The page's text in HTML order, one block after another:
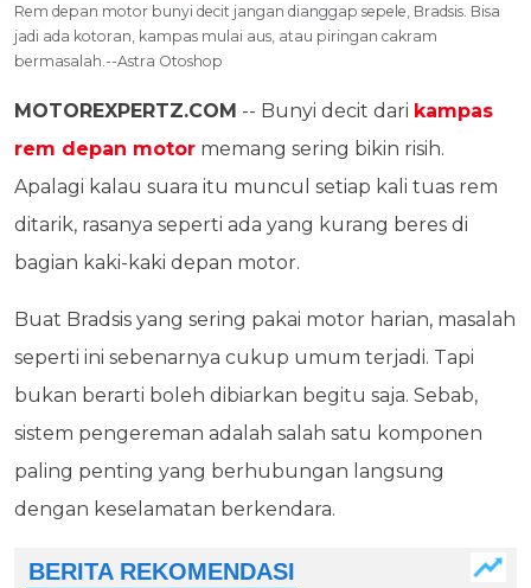
Rem depan motor bunyi decit jangan dianggap sepele, Bradsis. Bisa
jadi ada kotoran, kampas mulai aus, atau piringan cakram
bermasalah.--Astra Otoshop
MOTOREXPERTZ.COM -- Bunyi decit dari kampas
rem depan motor memang sering bikin risih.
Apalagi kalau suara itu muncul setiap kali tuas rem
ditarik, rasanya seperti ada yang kurang beres di
bagian kaki-kaki depan motor.
Buat Bradsis yang sering pakai motor harian, masalah
seperti ini sebenarnya cukup umum terjadi. Tapi
bukan berarti boleh dibiarkan begitu saja. Sebab,
sistem pengereman adalah salah satu komponen
paling penting yang berhubungan langsung
dengan keselamatan berkendara.